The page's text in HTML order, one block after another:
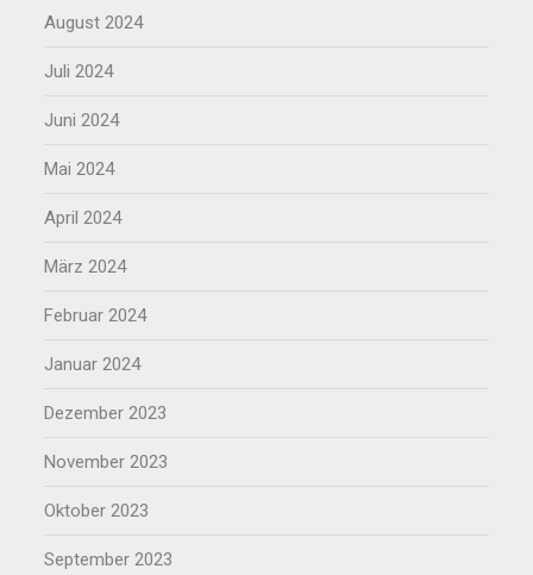
August 2024
Juli 2024
Juni 2024
Mai 2024
April 2024
März 2024
Februar 2024
Januar 2024
Dezember 2023
November 2023
Oktober 2023
September 2023